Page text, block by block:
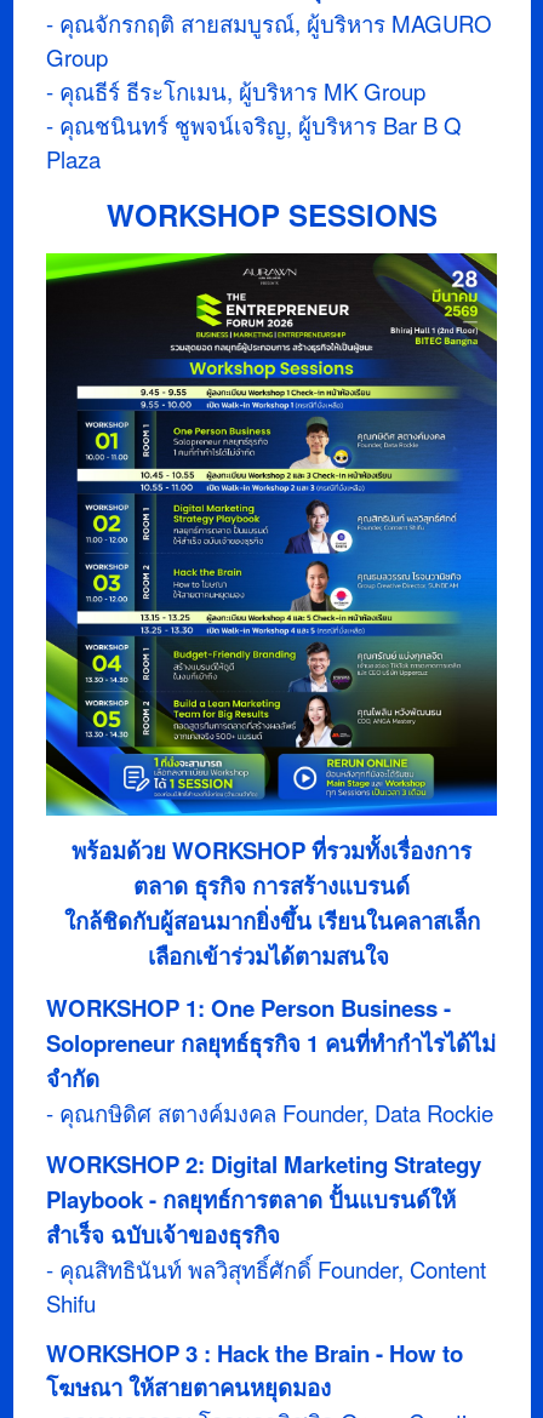
- คุณจักรกฤติ สายสมบูรณ์, ผู้บริหาร MAGURO
Group
- คุณธีร์ ธีระโกเมน, ผู้บริหาร MK Group
- คุณชนินทร์ ชูพจน์เจริญ, ผู้บริหาร Bar B Q
Plaza
WORKSHOP SESSIONS
พร้อมด้วย WORKSHOP ที่รวมทั้งเรื่องการ
ตลาด ธุรกิจ การสร้างแบรนด์
ใกล้ชิดกับผู้สอนมากยิ่งขึ้น เรียนในคลาสเล็ก
เลือกเข้าร่วมได้ตามสนใจ
WORKSHOP 1: One Person Business -
Solopreneur กลยุทธ์ธุรกิจ 1 คนที่ทำกำไรได้ไม่
จำกัด
- คุณกษิดิศ สตางค์มงคล Founder, Data Rockie
WORKSHOP 2: Digital Marketing Strategy
Playbook - กลยุทธ์การตลาด ปั้นแบรนด์ให้
สำเร็จ ฉบับเจ้าของธุรกิจ
- คุณสิทธินันท์​ พลวิสุทธิ์ศักดิ์​ Founder, Content
Shifu
WORKSHOP 3 : Hack the Brain - How to
โฆษณา ให้สายตาคนหยุดมอง